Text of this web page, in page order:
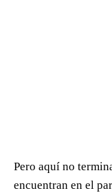
Pero aquí no
encuentran en el